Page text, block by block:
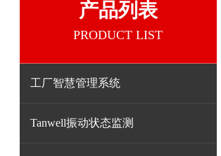
产品列表
PRODUCT LIST
工厂智慧管理系统
Tanwell振动状态监测